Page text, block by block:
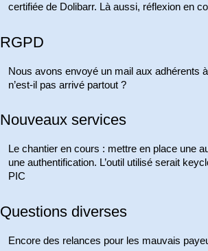
certifiée de Dolibarr. Là aussi, réflexion en
RGPD
Nous avons envoyé un mail aux adhérents
n’est-il pas arrivé partout ?
Nouveaux services
Le chantier en cours : mettre en place une
une authentification. L’outil utilisé serait
PIC
Questions diverses
Encore des relances pour les mauvais